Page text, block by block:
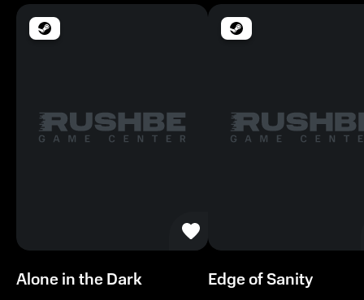
1200 МБ
Windows 7 SP1 64-разрядная версия
Видеокарта
Поддержка набора инструкций SSE2
2 ГБ ОЗУ
Alone in the Dark
Edge of Sanity